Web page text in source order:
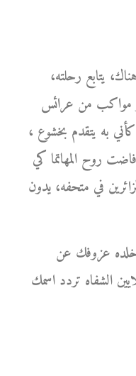
يتابع رحلته،
مواكب من عرائس
به يتقدم بخشوع ،
روح المهاتما كي
في متحفه، يدون
خلده عزوفك عن
الشفاه تردد اسمك